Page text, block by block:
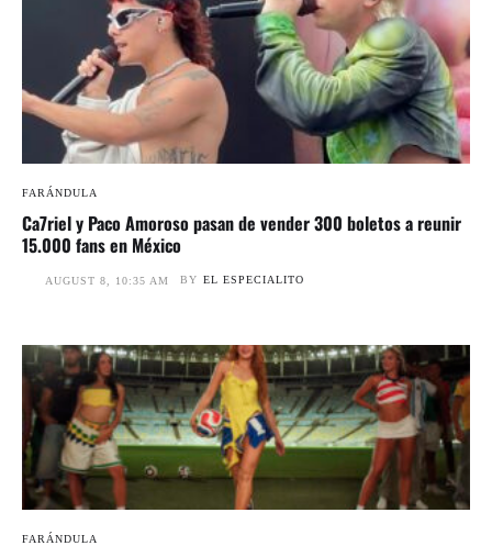
FARÁNDULA
Ca7riel y Paco Amoroso pasan de vender 300 boletos a reunir
15.000 fans en México
AUGUST 8, 10:35 AM BY EL ESPECIALITO
FARÁNDULA